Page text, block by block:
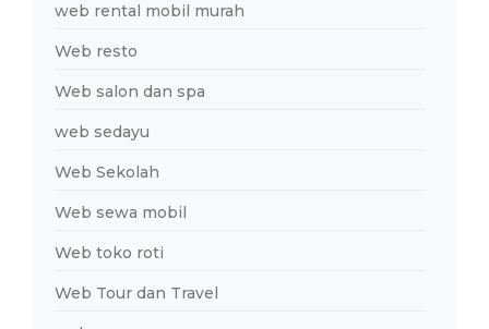
web rental mobil murah
Web resto
Web salon dan spa
web sedayu
Web Sekolah
Web sewa mobil
Web toko roti
Web Tour dan Travel